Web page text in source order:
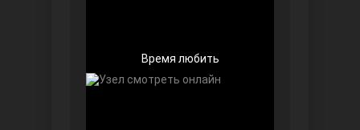
Время любить